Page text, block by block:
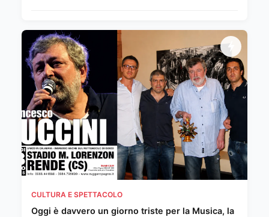
CULTURA E SPETTACOLO
Oggi è davvero un giorno triste per la Musica, la